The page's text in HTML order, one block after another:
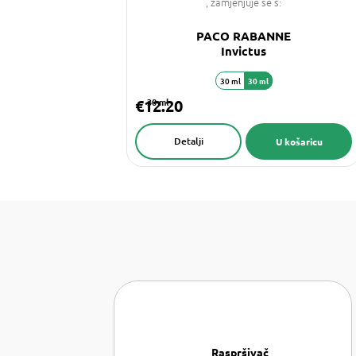
PACO RABANNE
Invictus
30 ml
€12.20
U košaricu
Detalji
30 ml 30 ml
Raspršivač